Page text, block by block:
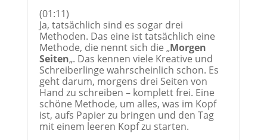
(01:11)
Ja, tatsächlich sind es sogar drei
Methoden. Das eine ist tatsächlich eine
Methode, die nennt sich die „Morgen
Seiten„. Das kennen viele Kreative und
Schreiberlinge wahrscheinlich schon. Es
geht darum, morgens drei Seiten von
Hand zu schreiben – komplett frei. Eine
schöne Methode, um alles, was im Kopf
ist, aufs Papier zu bringen und den Tag
mit einem leeren Kopf zu starten.